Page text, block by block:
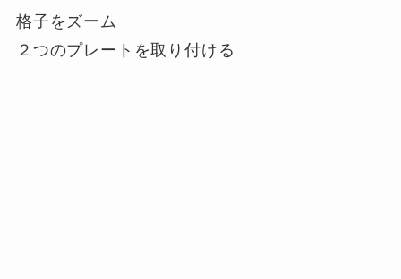
格子をズーム
２つのプレートを取り付ける